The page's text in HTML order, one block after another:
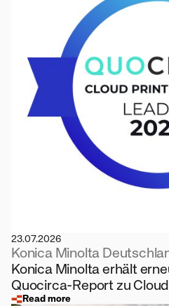
23.07.2026
Konica Minolta
Konica Minolta erhält
Quocirca-Report zu
Read more